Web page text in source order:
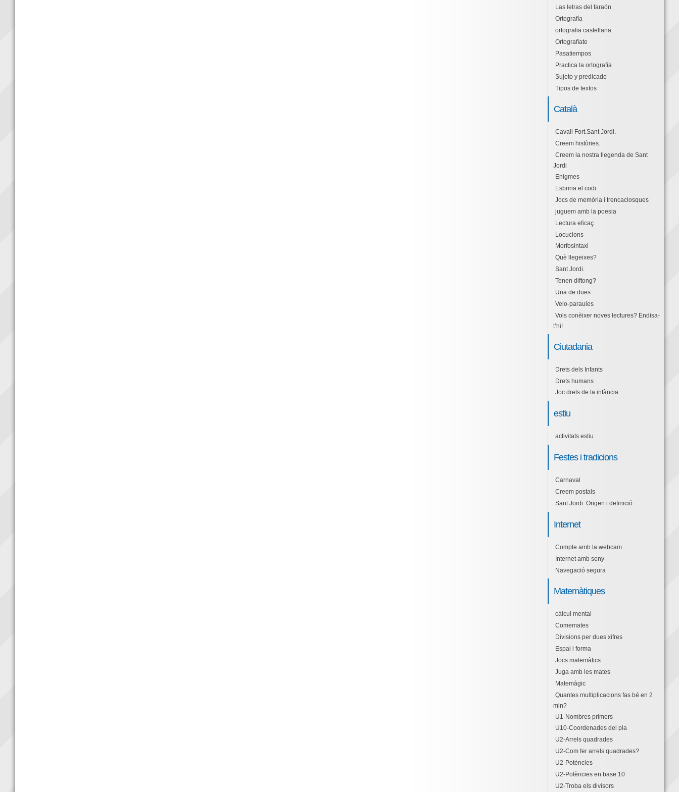
Las letras del faraón
Ortografía
ortografia castellana
Ortografíate
Pasatiempos
Practica la ortografía
Sujeto y predicado
Tipos de textos
Català
Cavall Fort.Sant Jordi.
Creem històries.
Creem la nostra llegenda de Sant
Jordi
Enigmes
Esbrina el codi
Jocs de memòria i trencaclosques
juguem amb la poesia
Lectura eficaç
Locucions
Morfosintaxi
Què llegeixes?
Sant Jordi.
Tenen diftong?
Una de dues
Velo-paraules
Vols conèixer noves lectures? Endisa-
t’hi!
Ciutadania
Drets dels Infants
Drets humans
Joc drets de la infància
estiu
activitats estiu
Festes i tradicions
Carnaval
Creem postals
Sant Jordi. Origen i definició.
Internet
Compte amb la webcam
Internet amb seny
Navegació segura
Matemàtiques
càlcul mental
Comemates
Divisions per dues xifres
Espai i forma
Jocs matemàtics
Juga amb les mates
Matemàgic
Quantes multiplicacions fas bé en 2
min?
U1-Nombres primers
U10-Coordenades del pla
U2-Arrels quadrades
U2-Com fer arrels quadrades?
U2-Potències
U2-Potències en base 10
U2-Troba els divisors